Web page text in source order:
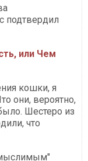
подтвердил
или Чем
кошки, я
они, вероятно,
Шестеро из
что